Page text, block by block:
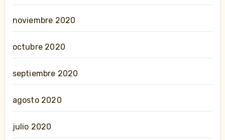
noviembre 2020
octubre 2020
septiembre 2020
agosto 2020
julio 2020